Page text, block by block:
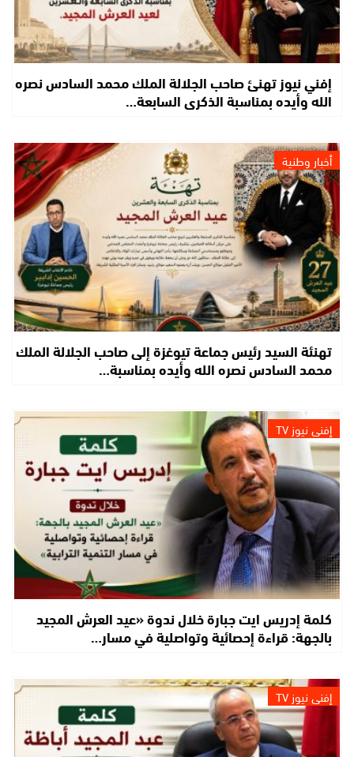
إفني نيوز تهنئ صاحب الجلالة الملك محمد السادس نصره
الله وأيده بمناسبة الذكرى السابعة…
أخبار وطنية
تهنئة السيد رئيس جماعة تيوغزة إلى صاحب الجلالة الملك
محمد السادس نصره الله وأيده بمناسبة…
إفني نيوز TV
كلمة إدريس ايت جبارة خلال ندوة «عيد العرش المجيد
بالجهة: قراءة إحصائية وتواصلية في مسار…
إفني نيوز TV